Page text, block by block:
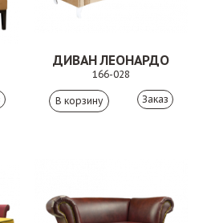
ДИВАН ЛЕОНАРДО
166-028
Заказ